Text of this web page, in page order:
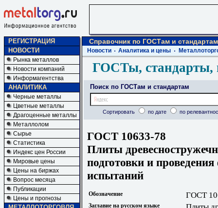
РЕГИСТРАЦИЯ
НОВОСТИ
Рынка металлов
Новости компаний
Информагентства
АНАЛИТИКА
Черные металлы
Цветные металлы
Драгоценные металлы
Металлолом
Сырье
Статистика
Индекс цен России
Мировые цены
Цены на биржах
Вопрос месяца
Публикации
Цены и прогнозы
Справочник по ГОСТам и стандартам
Новости Аналитика и цены
ГОСТы, стандарты,
Поиск по ГОСТам и стандартам
Сортировать по дате по
ГОСТ 10633-78
Плиты
подготовки и
испытаний
Обозначение ГОСТ
Заглавие на русском языке